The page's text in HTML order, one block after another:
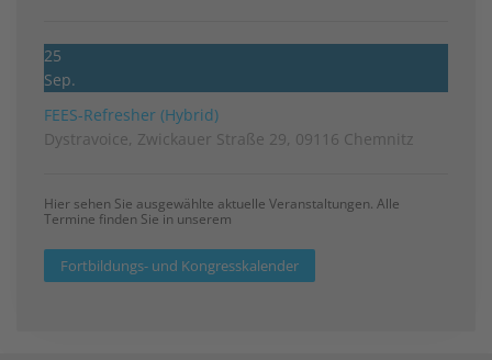
25
Sep.
FEES-Refresher (Hybrid)
Dystravoice, Zwickauer Straße 29, 09116 Chemnitz
Hier sehen Sie ausgewählte aktuelle Veranstaltungen. Alle
Termine finden Sie in unserem
Fortbildungs- und Kongresskalender